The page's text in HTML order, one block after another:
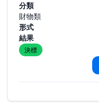
分類
財物類
形式
結果
決標